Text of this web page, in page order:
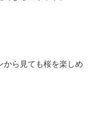
から見ても桜を楽しめ